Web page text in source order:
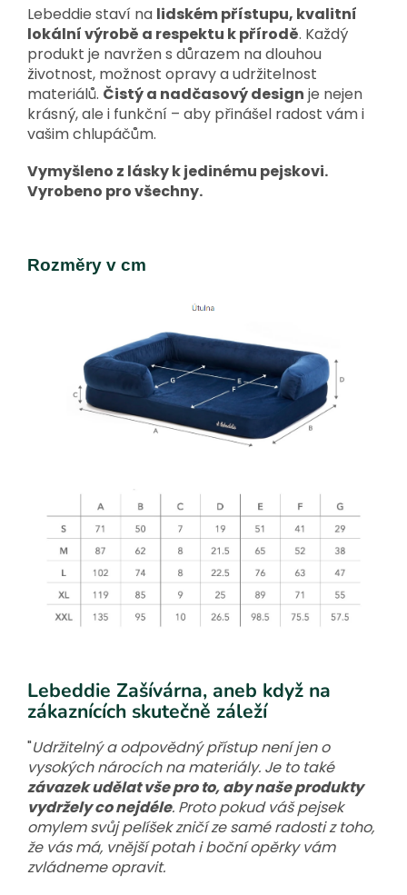
Lebeddie staví na lidském přístupu, kvalitní
lokální výrobě a respektu k přírodě. Každý
produkt je navržen s důrazem na dlouhou
životnost, možnost opravy a udržitelnost
materiálů. Čistý a nadčasový design je nejen
krásný, ale i funkční – aby přinášel radost vám i
vašim chlupáčům.
Vymyšleno z lásky k jedinému pejskovi.
Vyrobeno pro všechny.
Rozměry v cm
Lebeddie Zašívárna, aneb když na
zákaznících skutečně záleží
"Udržitelný a odpovědný přístup není jen o
vysokých nárocích na materiály. Je to také
závazek udělat vše pro to, aby naše produkty
vydržely co nejdéle. Proto pokud váš pejsek
omylem svůj pelíšek zničí ze samé radosti z toho,
že vás má, vnější potah i boční opěrky vám
zvládneme opravit.